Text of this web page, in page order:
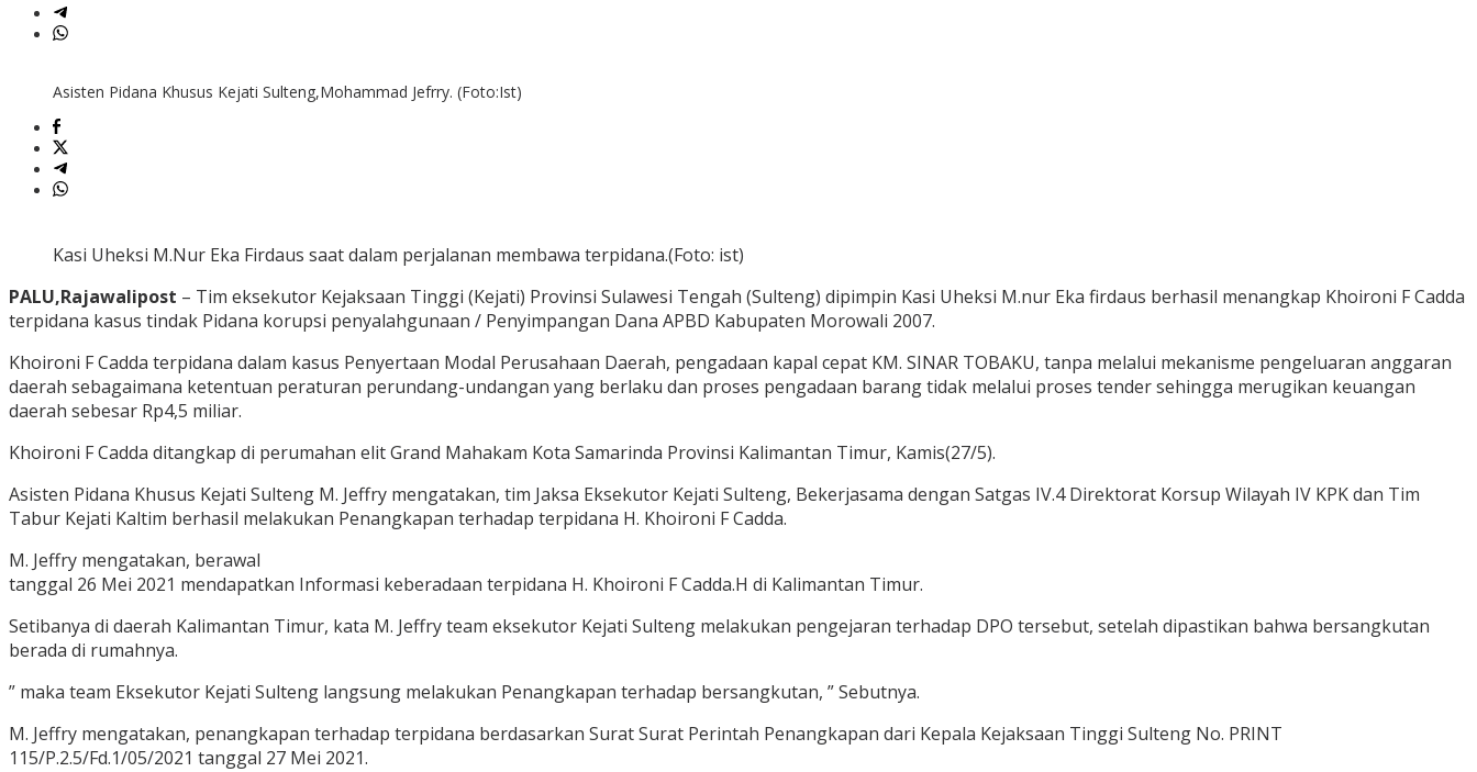
Asisten Pidana Khusus Kejati Sulteng,Mohammad Jefrry. (Foto:Ist)
Kasi Uheksi M.Nur Eka Firdaus saat dalam perjalanan membawa terpidana.(Foto: ist)
PALU,Rajawalipost – Tim eksekutor Kejaksaan Tinggi (Kejati) Provinsi Sulawesi Tengah (Sulteng) dipimpin Kasi Uheksi M.nur Eka firdaus berhasil menangkap Khoironi F Cadda
terpidana kasus tindak Pidana korupsi penyalahgunaan / Penyimpangan Dana APBD Kabupaten Morowali 2007.
Khoironi F Cadda terpidana dalam kasus Penyertaan Modal Perusahaan Daerah, pengadaan kapal cepat KM. SINAR TOBAKU, tanpa melalui mekanisme pengeluaran anggaran
daerah sebagaimana ketentuan peraturan perundang-undangan yang berlaku dan proses pengadaan barang tidak melalui proses tender sehingga merugikan keuangan
daerah sebesar Rp4,5 miliar.
Khoironi F Cadda ditangkap di perumahan elit Grand Mahakam Kota Samarinda Provinsi Kalimantan Timur, Kamis(27/5).
Asisten Pidana Khusus Kejati Sulteng M. Jeffry mengatakan, tim Jaksa Eksekutor Kejati Sulteng, Bekerjasama dengan Satgas IV.4 Direktorat Korsup Wilayah IV KPK dan Tim
Tabur Kejati Kaltim berhasil melakukan Penangkapan terhadap terpidana H. Khoironi F Cadda.
M. Jeffry mengatakan, berawal
tanggal 26 Mei 2021 mendapatkan Informasi keberadaan terpidana H. Khoironi F Cadda.H di Kalimantan Timur.
Setibanya di daerah Kalimantan Timur, kata M. Jeffry team eksekutor Kejati Sulteng melakukan pengejaran terhadap DPO tersebut, setelah dipastikan bahwa bersangkutan
berada di rumahnya.
” maka team Eksekutor Kejati Sulteng langsung melakukan Penangkapan terhadap bersangkutan, ” Sebutnya.
M. Jeffry mengatakan, penangkapan terhadap terpidana berdasarkan Surat Surat Perintah Penangkapan dari Kepala Kejaksaan Tinggi Sulteng No. PRINT
115/P.2.5/Fd.1/05/2021 tanggal 27 Mei 2021.